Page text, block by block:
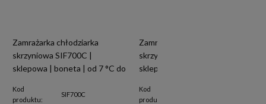
Zamrażarka chłodziarka
skrzyniowa SIF700C |
sklepowa | boneta | od 7 °C do
Kod
produktu:
SIF700C
Zamrażarka chłodziarka
skrzyniowa SIF600C |
sklepowa | boneta | od 7 °C do
Kod
produktu: